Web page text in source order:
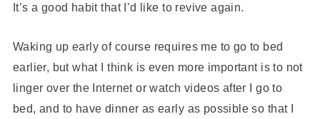
It’s a good habit that I’d like to revive again.
Waking up early of course requires me to go to bed
earlier, but what I think is even more important is to not
linger over the Internet or watch videos after I go to
bed, and to have dinner as early as possible so that I